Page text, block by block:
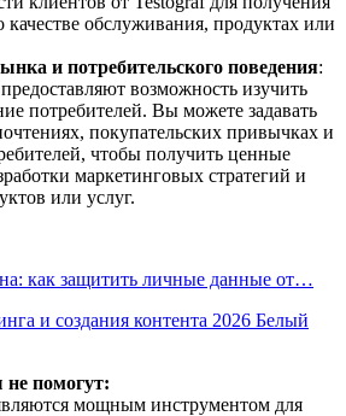
качестве обслуживания, продуктах или
и потребительского поведения:
возможность изучить
потребителей. Вы можете задавать
покупательских привычках и
чтобы получить ценные
маркетинговых стратегий и
или услуг.
как защитить личные данные от…
и создания контента 2026 Белый
не помогут:
мощным инструментом для